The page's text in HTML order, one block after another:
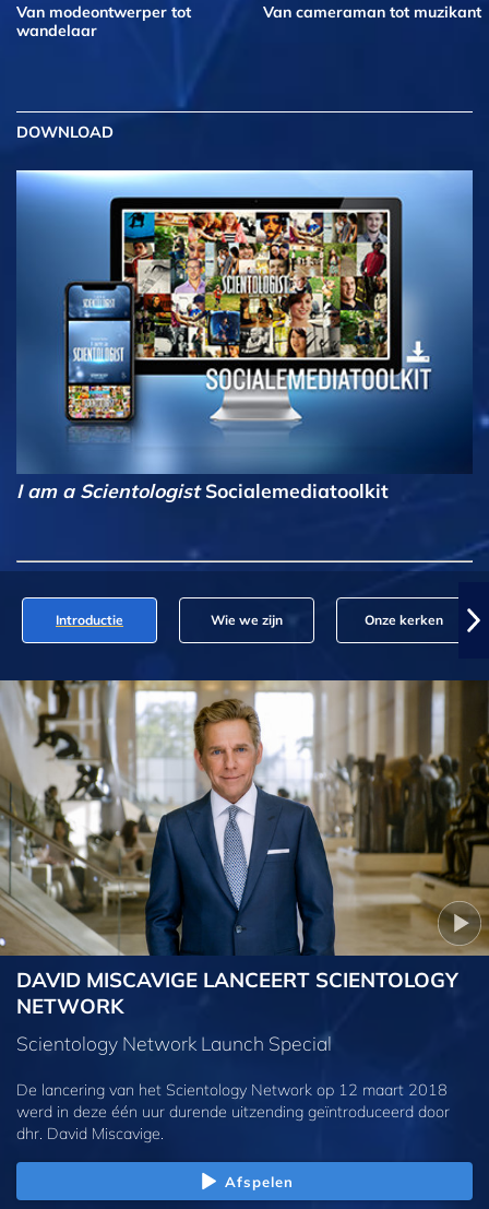
Van modeontwerper tot
wandelaar
Van cameraman tot muzikant
DOWNLOAD
I am a ScientologistSocialemediatoolkit
Introductie Wie we zijn Onze kerken
DAVID MISCAVIGE LANCEERT SCIENTOLOGY
NETWORK
Scientology Network Launch Special
De lancering van het Scientology Network op 12 maart 2018
werd in deze één uur durende uitzending geïntroduceerd door
dhr. David Miscavige.
Afspelen